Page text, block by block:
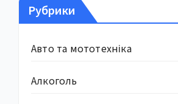
Рубрики
Авто та мототехніка
Алкоголь